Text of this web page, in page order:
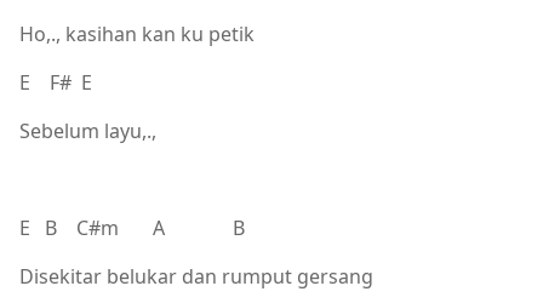
Ho,., kasihan kan ku petik
E F# E
Sebelum layu,.,
E B C#m A B
Disekitar belukar dan rumput gersang